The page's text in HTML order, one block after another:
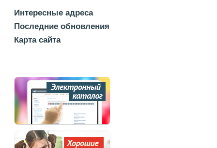
Интересные адреса
Последние обновления
Карта сайта